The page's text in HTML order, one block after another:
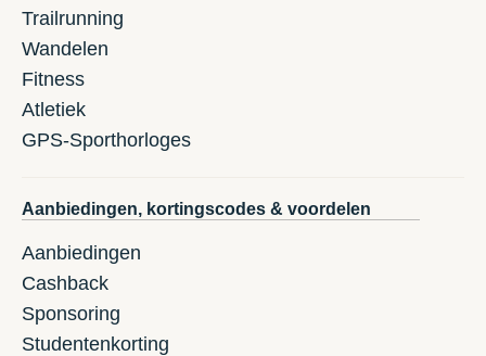
Trailrunning
Wandelen
Fitness
Atletiek
GPS-Sporthorloges
Aanbiedingen, kortingscodes & voordelen
Aanbiedingen
Cashback
Sponsoring
Studentenkorting